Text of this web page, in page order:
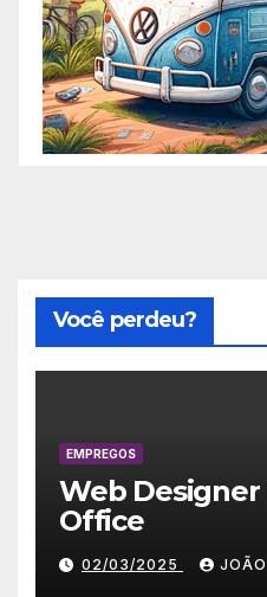
Você perdeu?
EMPREGOS
Web Designer
Office
02/03/2025 JOÃO